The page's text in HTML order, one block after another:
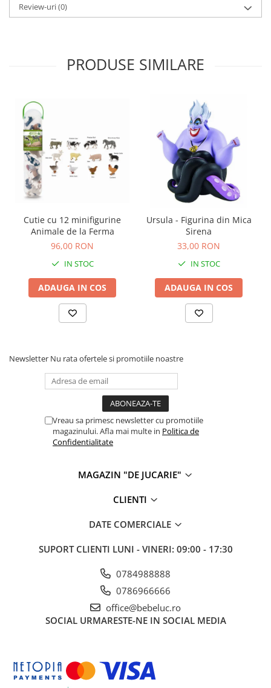
Review-uri(0)
PRODUSE SIMILARE
Cutie cu 12 minifigurine
Animale de la Ferma
96,00 RON
IN STOC
ADAUGA IN COS
Ursula - Figurina din Mica
Sirena
33,00 RON
IN STOC
ADAUGA IN COS
Newsletter Nu rata ofertele si promotiile noastre
Vreau sa primesc newsletter cu promotiile
magazinului. Afla mai multe in Politica de
Confidentialitate
MAGAZIN "DE JUCARIE"
CLIENTI
DATE COMERCIALE
SUPORT CLIENTI LUNI - VINERI: 09:00 - 17:30
0784988888
0786966666
office@bebeluc.ro
SOCIAL URMARESTE-NE IN SOCIAL MEDIA